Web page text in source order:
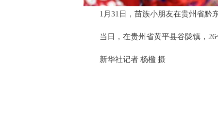
1月31日，苗族小朋友在贵州省黔
当日，在贵州省黄平县谷陇镇，
新华社记者 杨楹 摄